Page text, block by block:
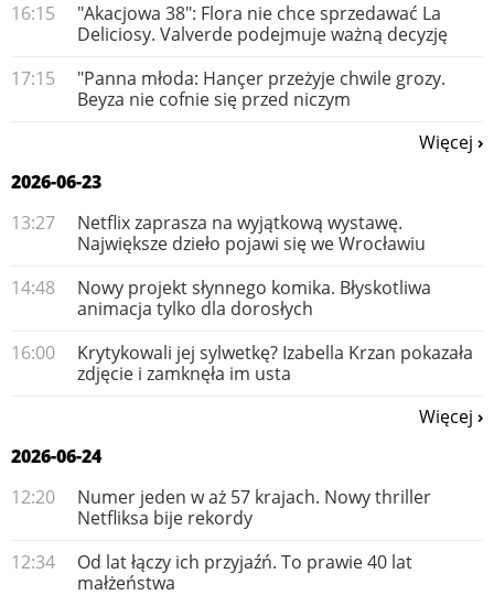
16:15
"Akacjowa 38": Flora nie chce sprzedawać La
Deliciosy. Valverde podejmuje ważną decyzję
17:15
"Panna młoda: Hançer przeżyje chwile grozy.
Beyza nie cofnie się przed niczym
Więcej
2026-06-23
13:27
Netflix zaprasza na wyjątkową wystawę.
Największe dzieło pojawi się we Wrocławiu
14:48
Nowy projekt słynnego komika. Błyskotliwa
animacja tylko dla dorosłych
16:00
Krytykowali jej sylwetkę? Izabella Krzan pokazała
zdjęcie i zamknęła im usta
Więcej
2026-06-24
12:20
Numer jeden w aż 57 krajach. Nowy thriller
Netfliksa bije rekordy
12:34
Od lat łączy ich przyjaźń. To prawie 40 lat
małżeństwa